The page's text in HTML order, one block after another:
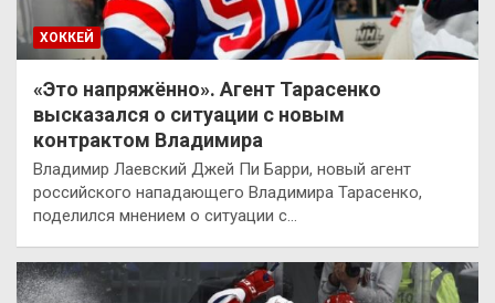
ХОККЕЙ
«Это напряжённо». Агент Тарасенко
высказался о ситуации с новым
контрактом Владимира
Владимир Лаевский Джей Пи Барри, новый агент
российского нападающего Владимира Тарасенко,
поделился мнением о ситуации с…